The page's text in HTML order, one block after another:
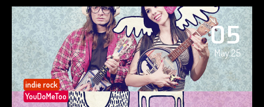
05
May 25
indie rock
YouDoMeToo